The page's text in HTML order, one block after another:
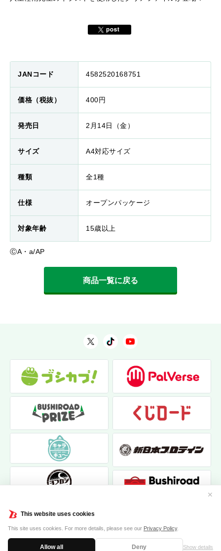
This website uses cookies
This site uses cookies. For more details, please see our Privacy Policy.
Allow all Deny Show details
✕
JANコード 4582520168751
価格（税抜） 400円
発売日 2月14日（金）
サイズ A4対応サイズ
種類 全1種
仕様 オープンパッケージ
対象年齢 15歳以上
ⒸA・a/AP
商品一覧に戻る